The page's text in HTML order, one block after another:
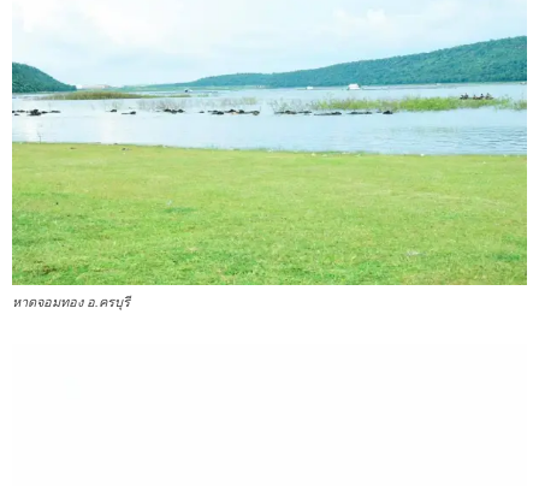
หาดจอมทอง อ.ครบุรี